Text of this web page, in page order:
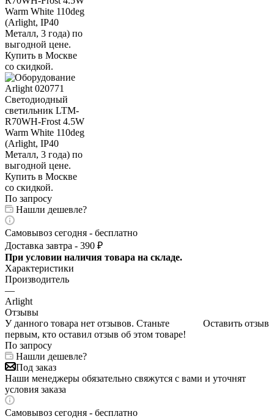
По запросу
Нашли дешевле?
Самовывоз сегодня - бесплатно
Доставка завтра - 390 ₽
При условии наличия товара на складе.
Характеристики
Производитель
—
Arlight
Отзывы
Оставить отзыв
У данного товара нет отзывов. Станьте
первым, кто оставил отзыв об этом товаре!
По запросу
Нашли дешевле?
Под заказ
Наши менеджеры обязательно свяжутся с вами и уточнят
условия заказа
Самовывоз сегодня - бесплатно